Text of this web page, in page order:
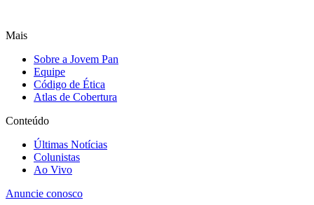
Mais
Sobre a Jovem Pan
Equipe
Código de Ética
Atlas de Cobertura
Conteúdo
Últimas Notícias
Colunistas
Ao Vivo
Anuncie conosco